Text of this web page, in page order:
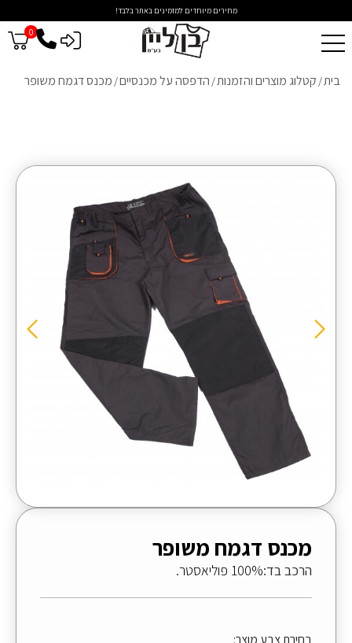
מחירים מיוחדים למזמינים באתר בלבד!
0
כניסה לסיטונאים
בית/ קטלוג מוצרים והזמנות/ הדפסה על מכנסיים/ מכנס דגמח משופר
מכנס דגמח משופר
הרכב בד:100% פוליאסטר.
בחירת צבע מוצר: